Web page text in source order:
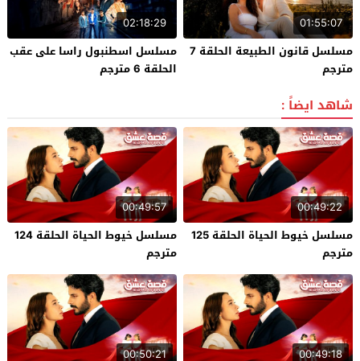
01:55:07
مسلسل قانون الطبيعة الحلقة 7
مترجم
02:18:29
مسلسل اسطنبول راسا على عقب
الحلقة 6 مترجم
شاهد ايضاً :
00:49:22
مسلسل خيوط الحياة الحلقة 125
مترجم
00:49:57
مسلسل خيوط الحياة الحلقة 124
مترجم
00:49:18
00:50:21